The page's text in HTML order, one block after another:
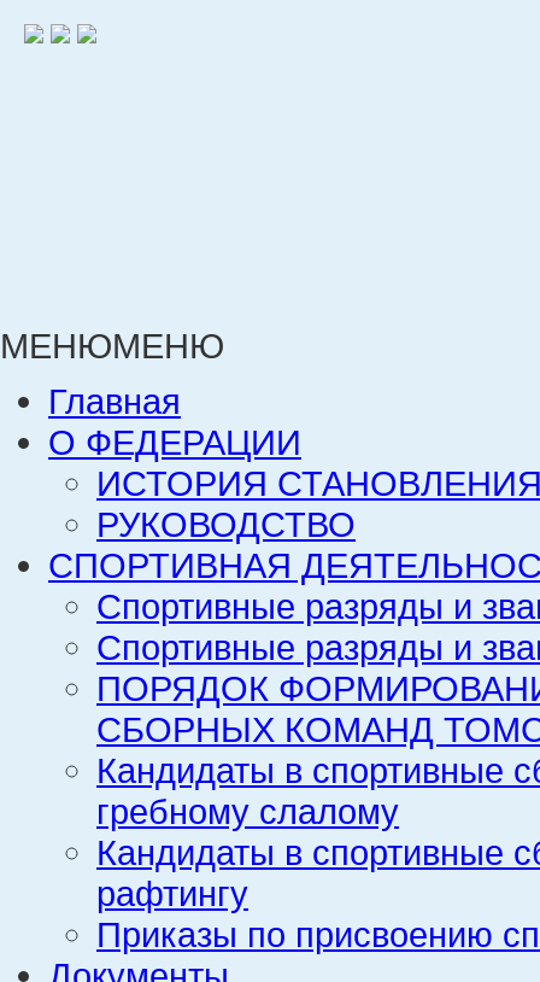
МЕНЮМЕНЮ
Главная
О ФЕДЕРАЦИИ
ИСТОРИЯ
РУКОВОДСТВО
СПОРТИВНАЯ
Спортивные разряды и
Спортивные разряды и
ПОРЯДОК
СБОРНЫХ КОМАНД
Кандидаты в спортивные
гребному слалому
Кандидаты в спортивные
рафтингу
Приказы по присвоению